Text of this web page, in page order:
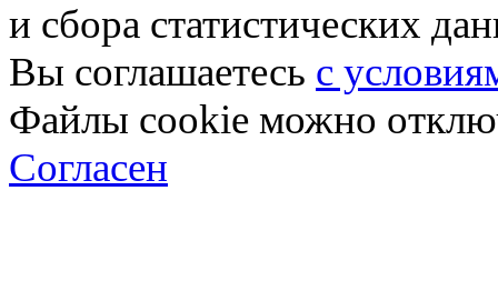
и сбора статистических
Вы соглашаетесь с
Файлы cookie можно
Согласен